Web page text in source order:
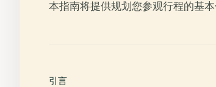
本指南将提供规划您参观行程的基
引言